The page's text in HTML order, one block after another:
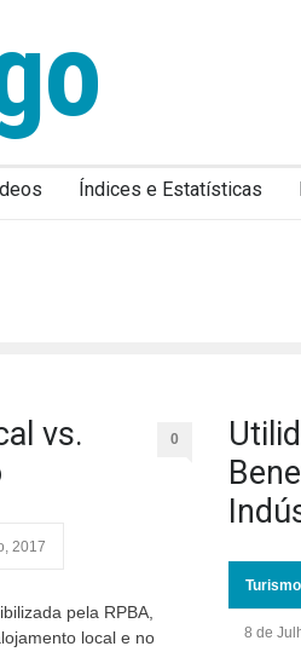
Índices e Estatísticas
vs.
0
2017
pela RPBA,
local e no
8 de